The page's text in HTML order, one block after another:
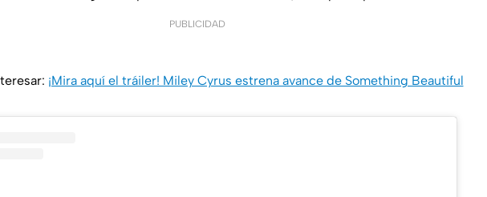
PUBLICIDAD
¡Mira aquí el tráiler! Miley Cyrus estrena avance de Something Beautiful